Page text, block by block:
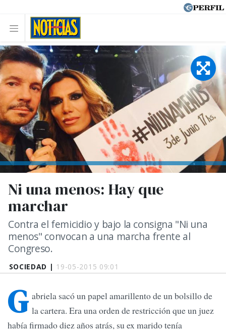
SOCIEDAD | 19-05-2015 09:01
Ni una menos: Hay que
marchar
Contra el femicidio y bajo la consigna "Ni una
menos" convocan a una marcha frente al
Congreso.
G abriela sacó un papel amarillento de un bolsillo de
la cartera. Era una orden de restricción que un juez
había firmado diez años atrás, su ex marido tenía